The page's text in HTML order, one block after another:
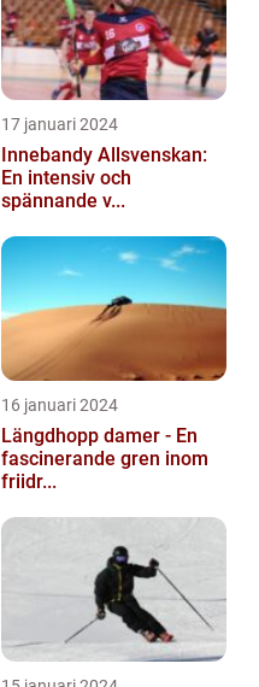
17 januari 2024
Innebandy Allsvenskan:
En intensiv och
spännande v...
16 januari 2024
Längdhopp damer - En
fascinerande gren inom
friidr...